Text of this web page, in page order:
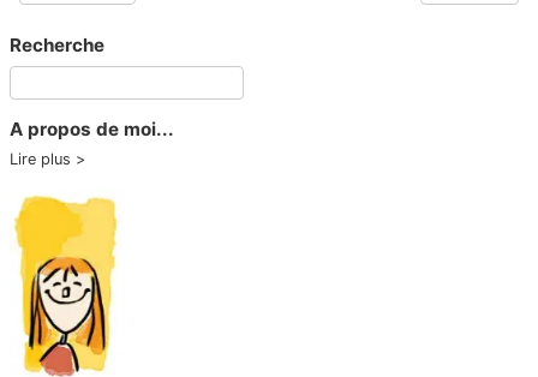
Recherche
A propos de moi...
Lire plus